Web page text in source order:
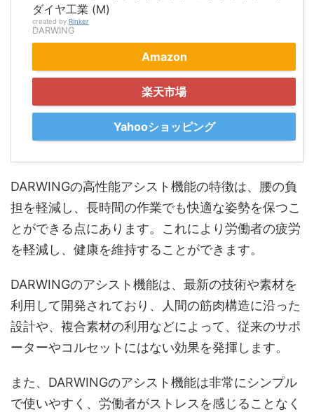
ダイヤ工業 (M)
created by Rinker
DARWING
Amazon
楽天市場
Yahooショッピング
DARWINGの高性能アシスト機能の特徴は、腰の負
担を軽減し、長時間の作業でも快適な姿勢を保つこ
とができる点にあります。これにより労働者の疲労
を軽減し、健康を維持することができます。
DARWINGのアシスト機能は、最新の技術や素材を
利用して開発されており、人間の筋肉構造に沿った
設計や、複合素材の利用などによって、従来のサポ
ーターやコルセットにはない効果を発揮します。
また、DARWINGのアシスト機能は非常にシンプル
で使いやすく、労働者がストレスを感じることなく